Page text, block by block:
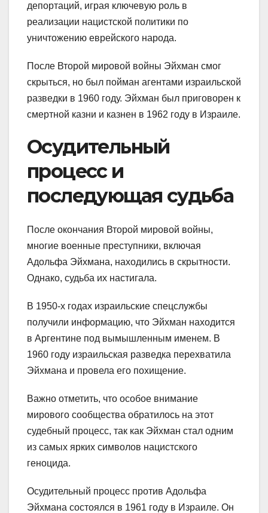
депортаций, играя ключевую роль в
реализации нацистской политики по
уничтожению еврейского народа.
После Второй мировой войны Эйхман смог
скрыться, но был пойман агентами израильской
разведки в 1960 году. Эйхман был приговорен к
смертной казни и казнен в 1962 году в Израиле.
Осудительный
процесс и
последующая судьба
После окончания Второй мировой войны,
многие военные преступники, включая
Адольфа Эйхмана, находились в скрытности.
Однако, судьба их настигала.
В 1950-х годах израильские спецслужбы
получили информацию, что Эйхман находится
в Аргентине под вымышленным именем. В
1960 году израильская разведка перехватила
Эйхмана и провела его похищение.
Важно отметить, что особое внимание
мирового сообщества обратилось на этот
судебный процесс, так как Эйхман стал одним
из самых ярких символов нацистского
геноцида.
Осудительный процесс против Адольфа
Эйхмана состоялся в 1961 году в Израиле. Он